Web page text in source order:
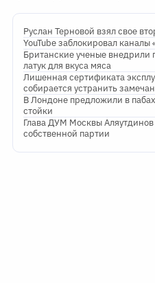
Руслан Терновой взял свое
YouTube заблокировал
Британские ученые внедрили
латук для вкуса мяса
Лишенная сертификата
собирается устранить
В Лондоне предложили в
стойки
Глава ДУМ Москвы
собственной партии